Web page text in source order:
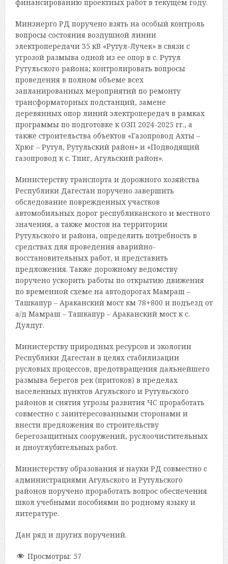
финансированию проектных работ в текущем году.
Минэнерго РД поручено взять на особый контроль
вопросы состояния воздушной линии
электропередачи 35 кВ «Рутул-Лучек» в связи с
угрозой размыва одной из ее опор в с. Рутул
Рутульского района; контролировать вопросы
проведения в полном объеме всех
запланированных мероприятий по ремонту
трансформаторных подстанций, замене
деревянных опор линий электропередач в рамках
программы по подготовке к ОЗП 2024-2025 гг., а
также строительства объектов «Газопровод Ахты –
Хрюг – Рутул, Рутульский район» и «Подводящий
газопровод к с. Тпиг, Агульский район».
Министерству транспорта и дорожного хозяйства
Республики Дагестан поручено завершить
обследование поврежденных участков
автомобильных дорог республиканского и местного
значения, а также мостов на территории
Рутульского и района, определить потребность в
средствах для проведения аварийно-
восстановительных работ, и представить
предложения. Также дорожному ведомству
поручено ускорить работы по открытию движения
по временной схеме на автодорогах Мамраш –
Ташкапур – Араканский мост км 78+800 и подъезд от
а/д Мамраш – Ташкапур – Араканский мост к с.
Дулдуг.
Министерству природных ресурсов и экологии
Республики Дагестан в целях стабилизации
русловых процессов, предотвращения дальнейшего
размыва берегов рек (притоков) в пределах
населенных пунктов Агульского и Рутульского
районов и снятия угрозы развития ЧС проработать
совместно с заинтересованными сторонами и
внести предложения по строительству
берегозащитных сооружений, руслоочистительных
и дноуглубительных работ.
Министерству образования и науки РД совместно с
администрациями Агульского и Рутульского
районов поручено проработать вопрос обеспечения
школ учебными пособиями по родному языку и
литературе.
Дан ряд и других поручений.
Просмотры: 57